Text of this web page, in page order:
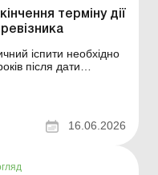
терміну дії
іспити необхідно
після дати
у сфері
руху. Детальніше
16.06.2026